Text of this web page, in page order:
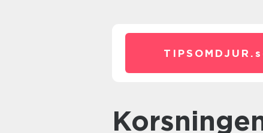
TIPSOMDJUR.
Korsningen mellan hästar och